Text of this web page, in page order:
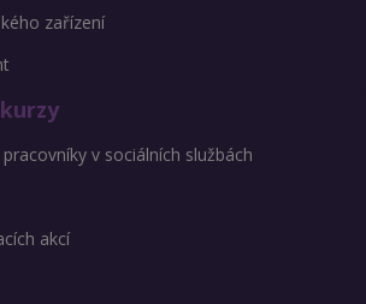
zařízení
v sociálních službách
akcí